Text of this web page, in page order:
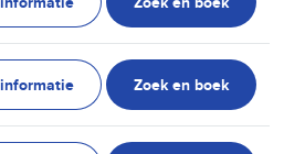
Zoek en boek